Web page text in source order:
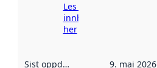
Les meir om
innhenting
her
Sist oppdatert 9. mai 2026